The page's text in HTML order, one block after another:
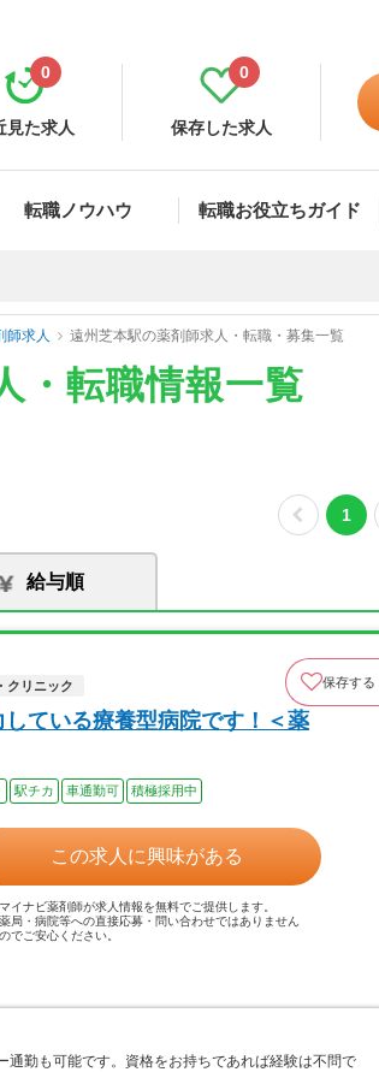
見た求人
0
保存した求人
0
転職ノウハウ 転職お役立ちガイド
師求人 遠州芝本駅の薬剤師求人・転職・募集一覧
・転職情報一覧
1
給与順
クリニック 保存する
ている療養型病院です！＜薬
駅チカ 車通勤可 積極採用中
この求人に興味がある
マイナビ薬剤師が求人情報を無料でご提供します。
薬局・病院等への直接応募・問い合わせではありません
のでご安心ください。
勤も可能です。資格をお持ちであれば経験は不問で